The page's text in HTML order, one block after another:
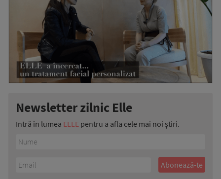
Newsletter zilnic Elle
Intră în lumea ELLE pentru a afla cele mai noi știri.